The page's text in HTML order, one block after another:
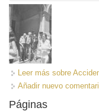
Leer más sobre
Añadir nuevo
Páginas